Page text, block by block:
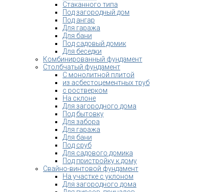
Стаканного типа
Под загородный дом
Под ангар
Для гаража
Для бани
Под садовый домик
Для беседки
Комбинированный фундамент
Столбчатый фундамент
С монолитной плитой
из асбестоцементных труб
с ростверком
На склоне
Для загородного дома
Под бытовку
Для забора
Для гаража
Для бани
Под сруб
Для садового домика
Под пристройку к дому
Свайно-винтовой фундамент
На участке с уклоном
Для загородного дома